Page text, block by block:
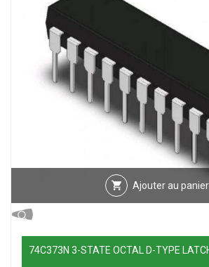
Ajouter au panier
74C373N 3-STATE OCTAL D-TYPE